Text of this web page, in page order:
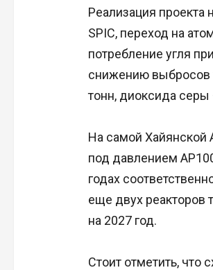
Реализация проекта
SPIC, переход на
потребление угля
снижению выбросов
тонн, диоксида серы
На самой Хайянской
под давлением
годах
еще двух реакторов
на 2027 год.
Стоит отметить, что